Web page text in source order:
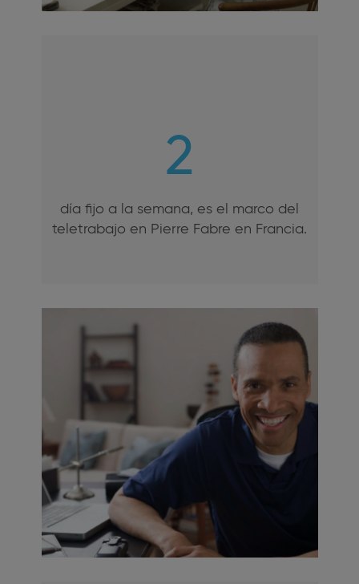
2
día fijo a la semana, es el marco del
teletrabajo en Pierre Fabre en Francia.